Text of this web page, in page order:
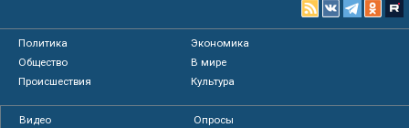
Политика
Экономика
Общество
В мире
Происшествия
Культура
Видео
Опросы